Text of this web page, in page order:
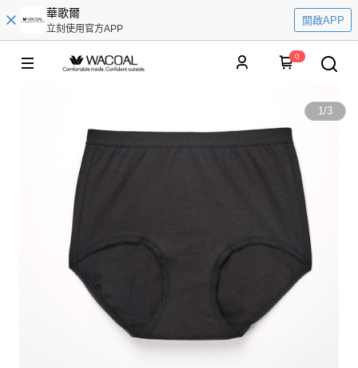
華歌爾
立刻使用官方APP
開啟APP
0
1/3